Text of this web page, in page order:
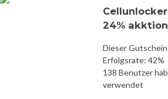
24%
Dieser
Erfolgsrate: 42%
138 Benutzer
verwendet